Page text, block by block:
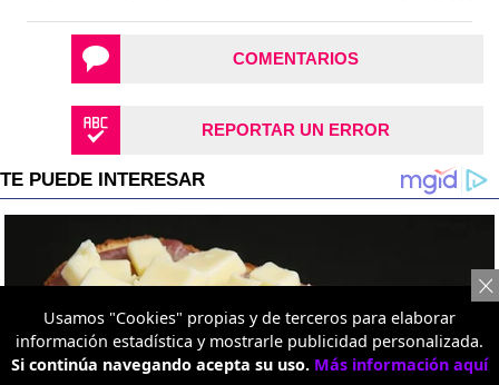
COMENTARIOS
REPORTAR UN ERROR
Usamos "Cookies" propias y de terceros para elaborar
información estadística y mostrarle publicidad personalizada.
Si continúa navegando acepta su uso. Más información aquí